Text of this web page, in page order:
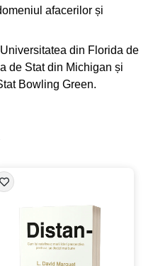
afacerilor și
din Florida de
de Stat din Michigan și
Bowling Green.